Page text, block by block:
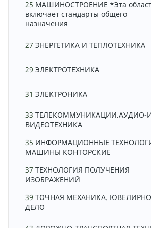
25 МАШИНОСТРОЕНИЕ *Эта
включает стандарты общего
назначения
27 ЭНЕРГЕТИКА И ТЕПЛОТЕХНИКА
29 ЭЛЕКТРОТЕХНИКА
31 ЭЛЕКТРОНИКА
33 ТЕЛЕКОММУНИКАЦИИ.АУДИО-
ВИДЕОТЕХНИКА
35 ИНФОРМАЦИОННЫЕ
МАШИНЫ КОНТОРСКИЕ
37 ТЕХНОЛОГИЯ ПОЛУЧЕНИЯ
ИЗОБРАЖЕНИЙ
39 ТОЧНАЯ МЕХАНИКА.
ДЕЛО